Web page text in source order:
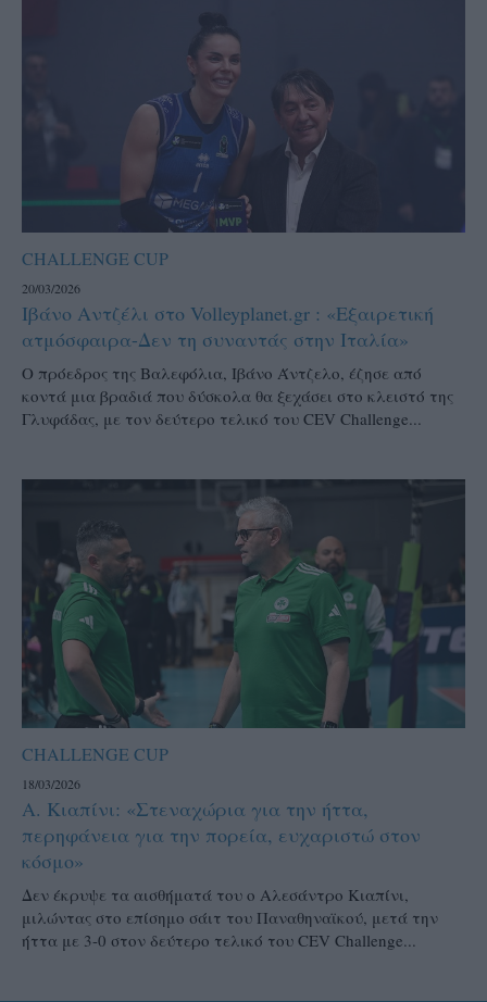
CHALLENGE CUP
20/03/2026
Ιβάνο Αντζέλι στο Volleyplanet.gr : «Εξαιρετική
ατμόσφαιρα-Δεν τη συναντάς στην Ιταλία»
Ο πρόεδρος της Βαλεφόλια, Ιβάνο Άντζελο, έζησε από
κοντά μια βραδιά που δύσκολα θα ξεχάσει στο κλειστό της
Γλυφάδας, με τον δεύτερο τελικό του CEV Challenge...
CHALLENGE CUP
18/03/2026
Α. Κιαπίνι: «Στεναχώρια για την ήττα,
περηφάνεια για την πορεία, ευχαριστώ στον
κόσμο»
Δεν έκρυψε τα αισθήματά του ο Αλεσάντρο Κιαπίνι,
μιλώντας στο επίσημο σάιτ του Παναθηναϊκού, μετά την
ήττα με 3-0 στον δεύτερο τελικό του CEV Challenge...